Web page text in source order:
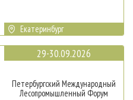
Екатеринбург
29-30.09.2026
Петербургский Международный
Лесопромышленный Форум